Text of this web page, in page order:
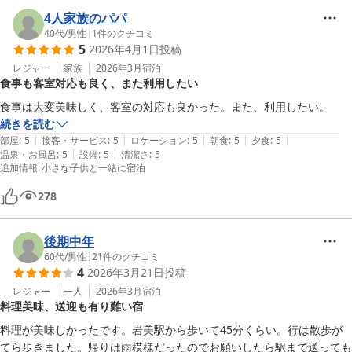
4人家族のパパ
40代/男性 | 1件のクチコミ
5 2026年4月1日投稿
レジャー 家族 2026年3月宿泊
食事も客室対応も良く、また利用したい
食事は大変美味しく、客室の対応も良かった。また、利用したい。
続きを読む
部屋: 5 | 接客・サービス: 5 | ロケーション: 5 | 朝食: 5 | 夕食: 5 |
温泉・お風呂: 5 | 設備: 5 | 清潔さ: 5
追加情報:小さな子供と一緒に宿泊
278
後期中年
60代/男性 |21件のクチコミ
4 2026年3月21日投稿
レジャー 一人 2026年3月宿泊
料理美味、送迎も有り難い宿
料理が美味しかったです。岩美駅から歩いて45分くらい。行は散歩が
てら歩きました。帰りは雨模様だったのでお願いしたら駅まで送っても